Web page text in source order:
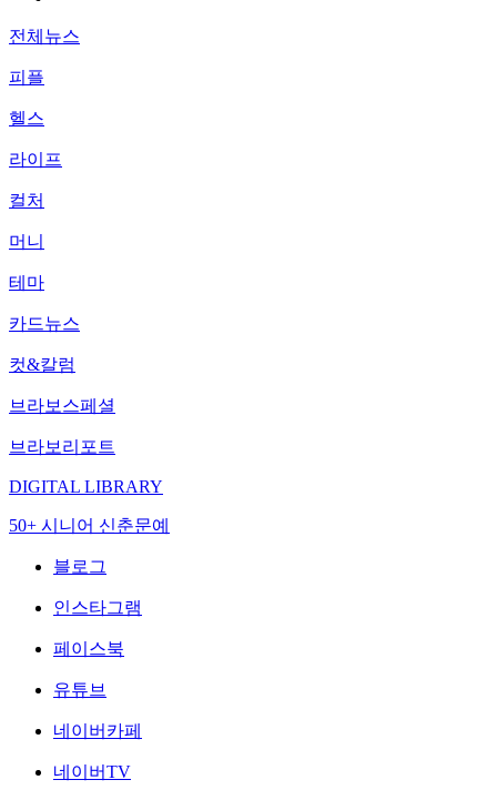
전체뉴스
피플
헬스
라이프
컬처
머니
테마
카드뉴스
컷&칼럼
브라보스페셜
브라보리포트
DIGITAL LIBRARY
50+ 시니어 신춘문예
블로그
인스타그램
페이스북
유튜브
네이버카페
네이버TV